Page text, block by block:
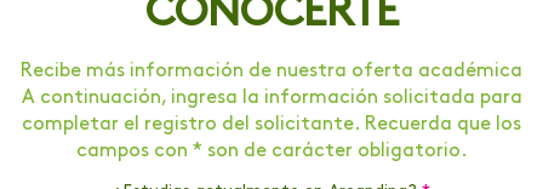
CONOCERTE
Recibe más información de nuestra oferta académica
A continuación, ingresa la información solicitada para
completar el registro del solicitante. Recuerda que los
campos con * son de carácter obligatorio.